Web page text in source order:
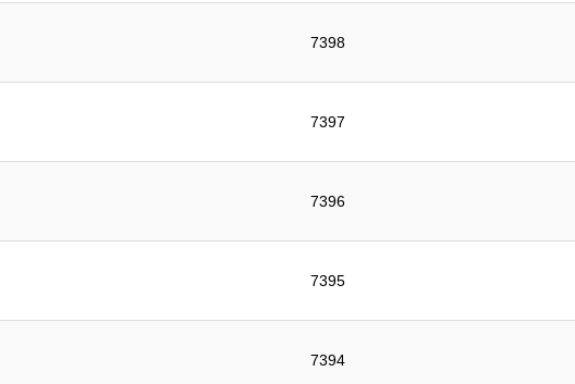
7398
7397
7396
7395
7394